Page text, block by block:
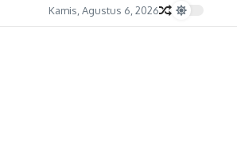
Kamis, Agustus 6, 2026